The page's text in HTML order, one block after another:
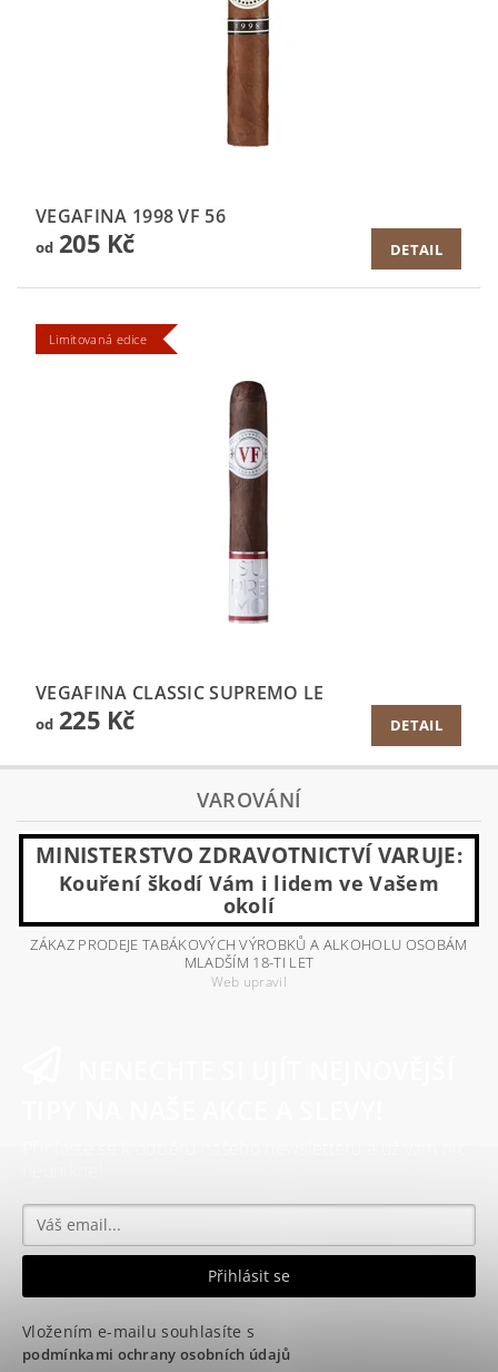
VEGAFINA 1998 VF 56
od205 Kč DETAIL
Limitovaná edice
VEGAFINA CLASSIC SUPREMO LE
od225 Kč DETAIL
VAROVÁNÍ
MINISTERSTVO ZDRAVOTNICTVÍ VARUJE:
Kouření škodí Vám i lidem ve Vašem
okolí
ZÁKAZ PRODEJE TABÁKOVÝCH VÝROBKŮ A ALKOHOLU OSOBÁM
MLADŠÍM 18-TI LET
Web upravil
Vložením e-mailu souhlasíte s
podmínkami ochrany osobních údajů